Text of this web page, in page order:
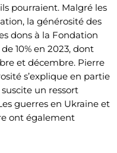
pourraient. Malgré les
la générosité des
dons à la Fondation
10% en 2023, dont
et décembre. Pierre
s’explique en partie
un ressort
guerres en Ukraine et
ont également